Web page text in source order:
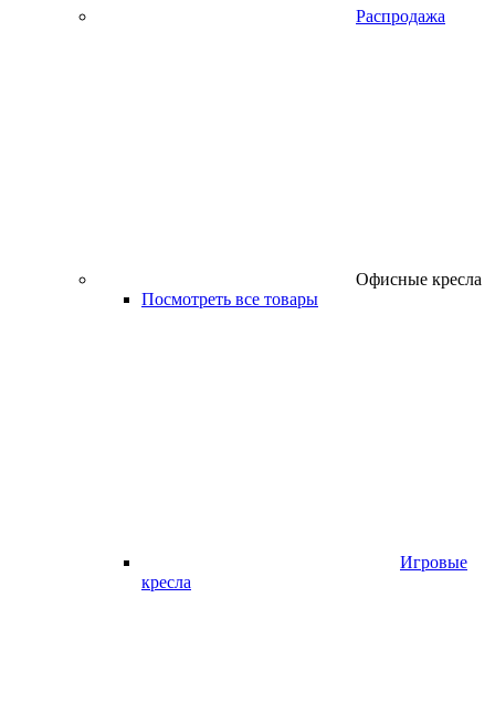
Распродажа
Офисные кресла
Посмотреть все товары
Игровые
кресла